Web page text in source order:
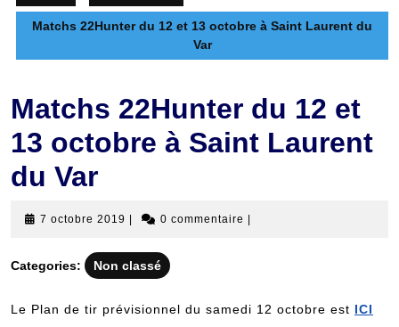
Matchs 22Hunter du 12 et 13 octobre à Saint Laurent du
Var
Matchs 22Hunter du 12 et
13 octobre à Saint Laurent
du Var
7 octobre 2019 7
2019
0 commentaire
Categories: Non classé
Le Plan de tir prévisionnel du samedi 12 octobre est ICI